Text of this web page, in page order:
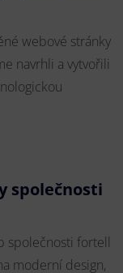
webové stránky
navrhli a vytvořili
společnosti
společnosti fortell
moderní design,